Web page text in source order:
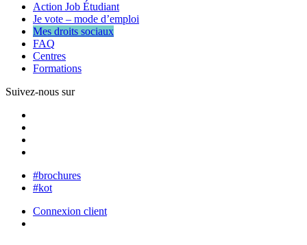
Action Job Étudiant
Je vote – mode d’emploi
Mes droits sociaux
FAQ
Centres
Formations
Suivez-nous sur
#brochures
#kot
Connexion client